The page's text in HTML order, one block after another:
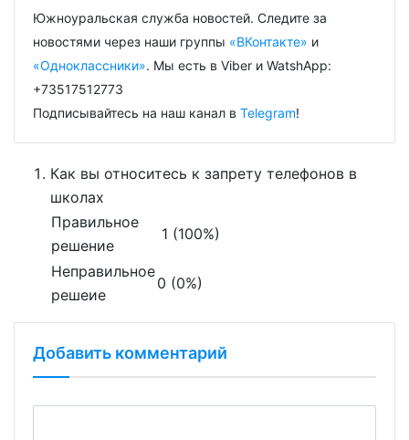
Южноуральская служба новостей. Следите за
новостями через наши группы «ВКонтакте» и
«Одноклассники». Мы есть в Viber и WatshApp:
+73517512773
Подписывайтесь на наш канал в Telegram!
Как вы относитесь к запрету телефонов в
школах
Правильное
решение
1 (100%)
Неправильное
решеие
0 (0%)
Добавить комментарий